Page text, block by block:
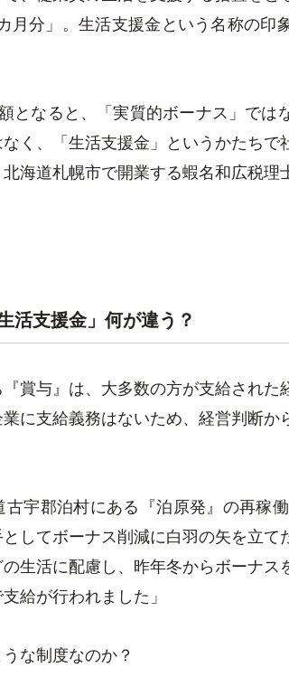
月分」。生活支援金という名称の印
となると、「実質的ボーナス」では
く、「生活支援金」というかたちで
海道札幌市で開業する蝦名和広税理
活支援金」何が違う？
『賞与』は、大多数の方が支給され
に支給義務はないため、経営判断か
宇郡泊村にある『泊原発』の再稼
してボーナス削減に白羽の矢を立て
生活に配慮し、昨年冬からボーナ
給が行われました」
な制度なのか？